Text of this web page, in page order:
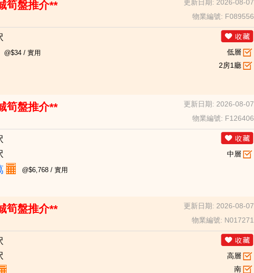
筍盤推介**
更新日期: 2026-08-07
物業編號: F089556
@$34 / 實用
低層
2房1廳
筍盤推介**
更新日期: 2026-08-07
物業編號: F126406
@$6,768 / 實用
中層
筍盤推介**
更新日期: 2026-08-07
物業編號: N017271
高層
南